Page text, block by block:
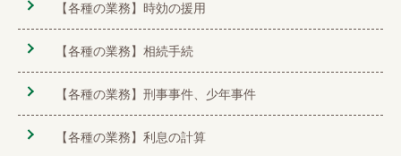
【各種の業務】時効の援用
【各種の業務】相続手続
【各種の業務】刑事事件、少年事件
【各種の業務】利息の計算